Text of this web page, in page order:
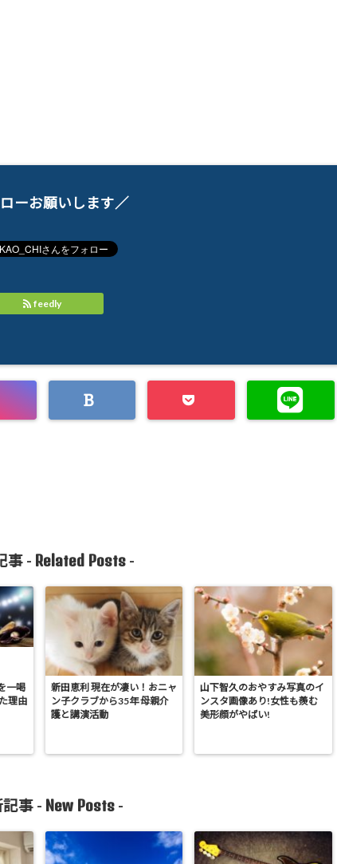
ーお願いします／
feedly
事 - Related Posts-
一喝
理由
新田恵利 現在が凄い！おニャ
ン子クラブから35年 母親介
護と講演活動
山下智久のおやすみ写真のイ
ンスタ画像あり!女性も羨む
美形顔がやばい!
事 - New Posts -